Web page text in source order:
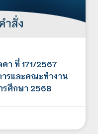
า ที่ 171/2567
ารและคณะทำงาน
รศึกษา 2568